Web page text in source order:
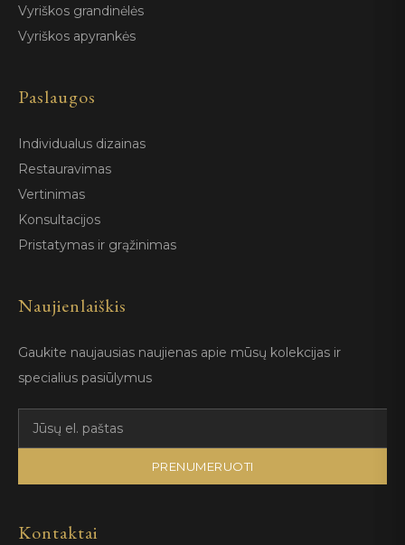
Vyriškos grandinėlės
Vyriškos apyrankės
Paslaugos
Individualus dizainas
Restauravimas
Vertinimas
Konsultacijos
Pristatymas ir grąžinimas
Naujienlaiškis
Gaukite naujausias naujienas apie mūsų kolekcijas ir
specialius pasiūlymus
PRENUMERUOTI
Kontaktai